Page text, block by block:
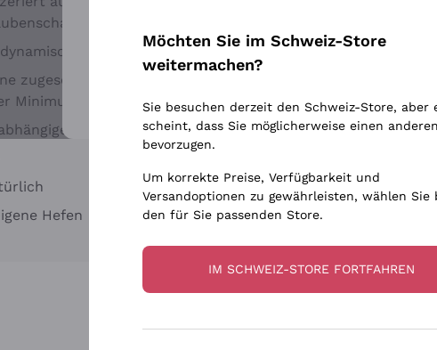
zugesetzten Sulfite
Minimum
Weinbauern
Hefen
Biondi Santi
Argiolas
Zenato
Ca' dei Frati
Weitere Informationen finden Sie in unserem Datenschutz-
Möchten Sie im Schweiz-Store
weitermachen?
Sie besuchen derzeit den Schweiz-Store, aber
scheint, dass Sie möglicherweise einen anderen
bevorzugen.
Um korrekte Preise, Verfügbarkeit und
Versandoptionen zu gewährleisten, wählen Sie
den für Sie passenden Store.
IM SCHWEIZ-STORE FORTFAHREN